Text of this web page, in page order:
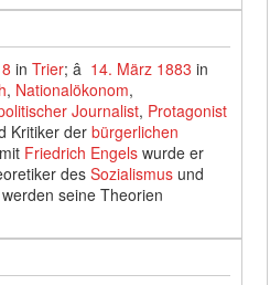
inTrier; â 14. März 1883 in
, Nationalökonom,
Journalist, Protagonist
Kritiker derbürgerlichen
Friedrich Engels wurde er
desSozialismus und
seine Theorien